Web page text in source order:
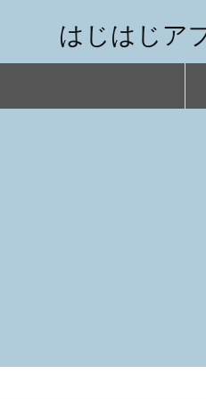
はじはじア